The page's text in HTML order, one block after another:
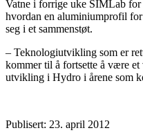
Vatne i forrige uke SIMLab
hvordan en aluminiumprofil
seg i et sammenstøt.
– Teknologiutvikling som er
kommer til å fortsette å være
utvikling i Hydro i årene som
Publisert: 23. april 2012